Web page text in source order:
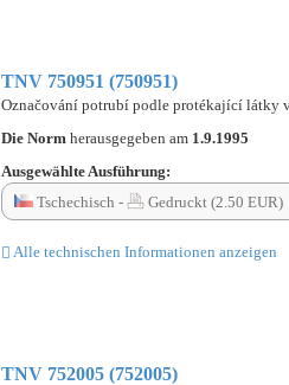
TNV 750951 (750951)
Označování potrubí podle protékající látky
Die Norm herausgegeben am 1.9.1995
Ausgewählte Ausführung:
Tschechisch -
Gedruckt (2.50 EUR)
Alle technischen Informationen anzeigen
TNV 752005 (752005)